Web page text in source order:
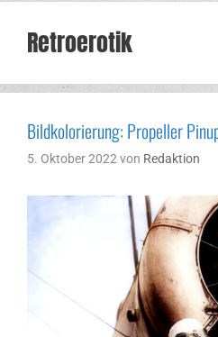
Retroerotik
Bildkolorierung: Propeller
5. Oktober 2022von Redaktion